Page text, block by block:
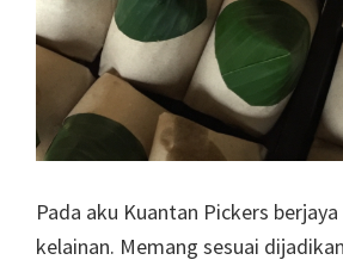
Pada aku Kuantan Pickers
kelainan. Memang sesuai